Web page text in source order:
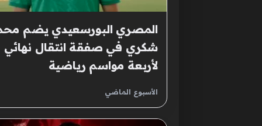
المصري البورسعيدي يضم
شكري في صفقة انتقال نهائي
لأربعة مواسم رياضية
الأسبوع الماضي